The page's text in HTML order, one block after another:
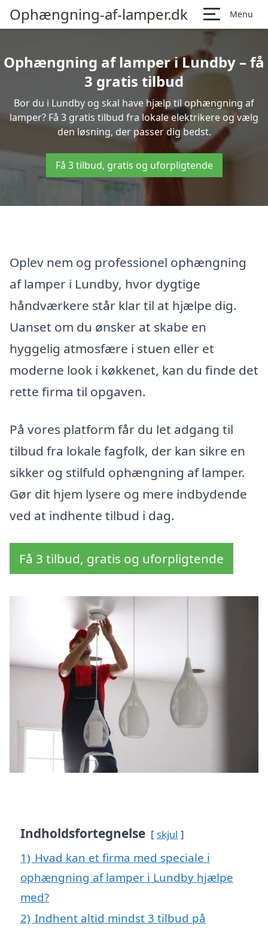
Ophængning-af-lamper.dk Menu
Ophængning af lamper i Lundby – få
3 gratis tilbud
Bor du i Lundby og skal have hjælp til ophængning af
lamper? Få 3 gratis tilbud fra lokale elektrikere og vælg
den løsning, der passer dig bedst.
Få 3 tilbud, gratis og uforpligtende
Oplev nem og professionel ophængning
af lamper i Lundby, hvor dygtige
håndværkere står klar til at hjælpe dig.
Uanset om du ønsker at skabe en
hyggelig atmosfære i stuen eller et
moderne look i køkkenet, kan du finde det
rette firma til opgaven.
På vores platform får du let adgang til
tilbud fra lokale fagfolk, der kan sikre en
sikker og stilfuld ophængning af lamper.
Gør dit hjem lysere og mere indbydende
ved at indhente tilbud i dag.
Få 3 tilbud, gratis og uforpligtende
Indholdsfortegnelse skjul
1) Hvad kan et firma med speciale i
ophængning af lamper i Lundby hjælpe
med?
2) Indhent altid mindst 3 tilbud på